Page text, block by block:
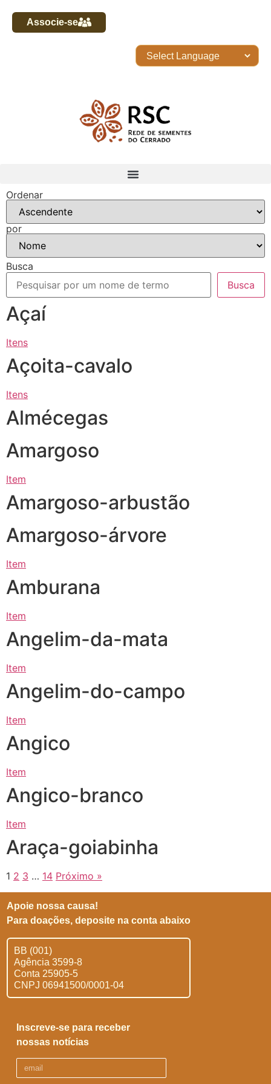
Associe-se
Ordenar
por
Busca
Busca
Açaí
Itens
Açoita-cavalo
Itens
Almécegas
Amargoso
Item
Amargoso-arbustão
Amargoso-árvore
Item
Amburana
Item
Angelim-da-mata
Item
Angelim-do-campo
Item
Angico
Item
Angico-branco
Item
Araça-goiabinha
1 2 3 … 14 Próximo »
Apoie nossa causa!
Para doações, deposite na conta abaixo
BB (001)
Agência 3599-8
Conta 25905-5
CNPJ 06941500/0001-04
Inscreve-se para receber
nossas notícias